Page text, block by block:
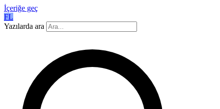
İçeriğe geç
FL
Yazılarda ara